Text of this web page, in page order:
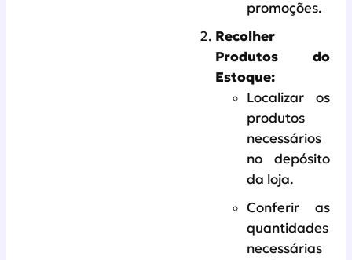
promoções.
Recolher
Produtos do
Estoque:
Localizar os
produtos
necessários
no depósito
da loja.
Conferir as
quantidades
necessárias